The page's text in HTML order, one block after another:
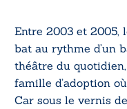
Entre 2003 et 2005,
bat au rythme d’un
théâtre du
famille d’adoption
Car sous le vernis